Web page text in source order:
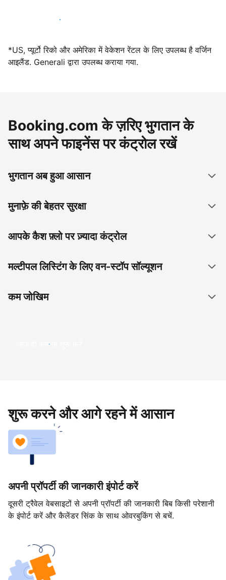
आज ही हमारे साथ मेजबानी करें
*US, प्यूर्टो रिको और अमेरिका में वेकेशन रेंटल के लिए उपलब्ध है वर्जिन
आइलैंड. Generali द्वारा उपलब्ध कराया गया.
Booking.com के ज़रिए भुगतान के
साथ अपने फाइनेंस पर कंट्रोल रखें
भुगतान अब हुआ आसान
मुनाफ़े की बेहतर सुरक्षा
आपके कैश फ़्लो पर ज़्यादा कंट्रोल
मल्टीपल लिस्टिंग के लिए वन-स्टॉप सॉल्यूशन
कम जोखिम
आज ही कमाना शुरू करें
शुरू करने और आगे रहने में आसान
अपनी प्रॉपर्टी की जानकारी इंपोर्ट करें
दूसरी ट्रैवेल वेबसाइटों से अपनी प्रॉपर्टी की जानकारी बिब किसी परेशानी
के इंपोर्ट करें और कैलेंडर सिंक के साथ ओवरबुकिंग से बचें.